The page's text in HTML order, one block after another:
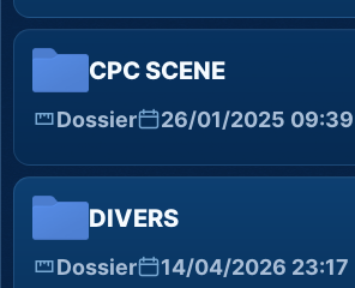
CPC SCENE
Dossier 26/01/2025 09:39
DIVERS
Dossier 14/04/2026 23:17